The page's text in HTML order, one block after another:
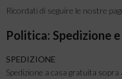
Ricordati di seguire le nostre
Politica: Spedizione
SPEDIZIONE
Spedizione a casa gratuita sopra